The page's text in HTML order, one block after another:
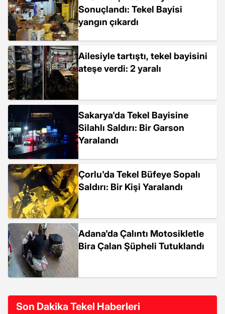
Sonuçlandı: Tekel Bayisi
yangın çıkardı
Ailesiyle tartıştı, tekel bayisini
ateşe verdi: 2 yaralı
Sakarya'da Tekel Bayisine
Silahlı Saldırı: Bir Garson
Yaralandı
Çorlu'da Tekel Büfeye Sopalı
Saldırı: Bir Kişi Yaralandı
Adana'da Çalıntı Motosikletle
Bira Çalan Şüpheli Tutuklandı
Son Dakika Tekel Haberleri